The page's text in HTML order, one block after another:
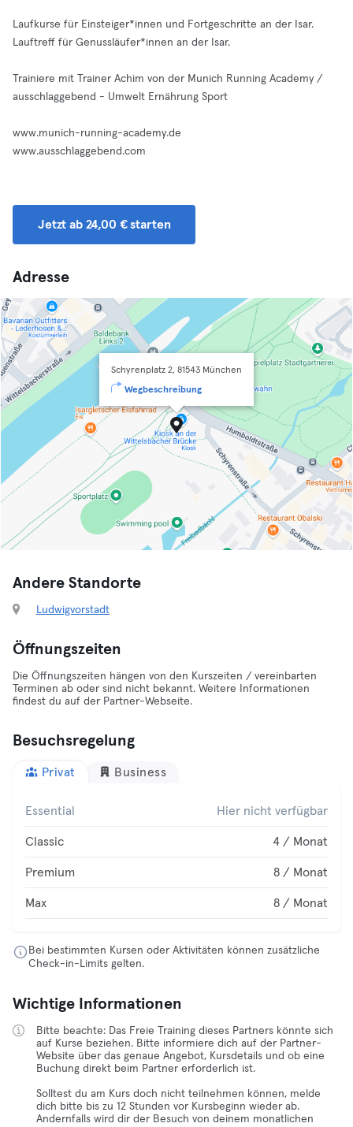
Laufkurse für Einsteiger*innen und Fortgeschritte an der Isar.
Lauftreff für Genussläufer*innen an der Isar.
Trainiere mit Trainer Achim von der Munich Running Academy /
ausschlaggebend - Umwelt Ernährung Sport
www.munich-running-academy.de
www.ausschlaggebend.com
Jetzt ab 24,00 € starten
Adresse
Schyrenplatz 2, 81543 München
Wegbeschreibung
Andere Standorte
Ludwigvorstadt
Öffnungszeiten
Die Öffnungszeiten hängen von den Kurszeiten / vereinbarten
Terminen ab oder sind nicht bekannt. Weitere Informationen
findest du auf der Partner-Webseite.
Besuchsregelung
Privat Business
Essential Hier nicht verfügbar
Classic 4 / Monat
Premium 8 / Monat
Max 8 / Monat
Bei bestimmten Kursen oder Aktivitäten können zusätzliche
Check-in-Limits gelten.
Wichtige Informationen
Bitte beachte: Das Freie Training dieses Partners könnte sich
auf Kurse beziehen. Bitte informiere dich auf der Partner-
Website über das genaue Angebot, Kursdetails und ob eine
Buchung direkt beim Partner erforderlich ist.
Solltest du am Kurs doch nicht teilnehmen können, melde
dich bitte bis zu 12 Stunden vor Kursbeginn wieder ab.
Andernfalls wird dir der Besuch von deinem monatlichen